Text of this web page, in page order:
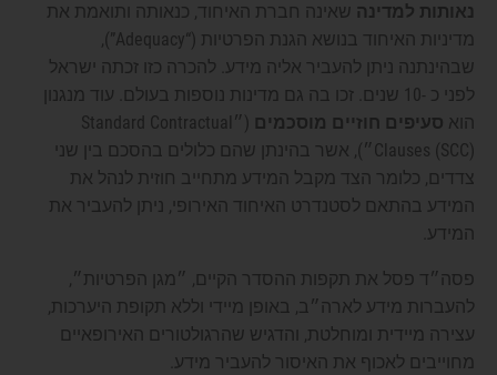
נאותות למדינה שאינה חברת האיחוד, כנאותה ותואמת את
מדיניות האיחוד בנושא הגנת הפרטיות (“Adequacy”),
שבהינתנה ניתן להעביר אליה מידע. להכרה כזו זכתה ישראל
לפני כ -10 שנים. זכו בה גם מדינות נוספות בעולם. עוד מנגנון
הוא סעיפים חוזיים מוסכמים
(״Standard Contractual
Clauses (SCC)״), אשר בהינתן שהם כלולים בהסכם בין שני
צדדים, כלומר הצד מקבל המידע מתחייב חוזית לנהל את
המידע בהתאם לסטנדרט האיחוד האירופי, ניתן להעביר את
המידע.
פסה״ד פסל את תקפות ההסדר הקיים, ״מגן הפרטיות״,
להעברות מידע לארה״ב, באופן מיידי וללא תקופת היערכות,
עצירה מיידית ומוחלטת, והדגיש שהרגולטורים האירופאיים
מחוייבים לאכוף את האיסור להעביר מידע.